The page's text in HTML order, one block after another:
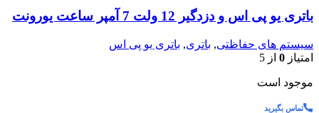
باتری یو پی اس و دزدگیر 12 ولت 7 آمپر ساعت یورونت
سیستم های حفاظتی, باتری, باتری یو پی اس
امتیاز 0 از 5
موجود است
تماس بگیرید